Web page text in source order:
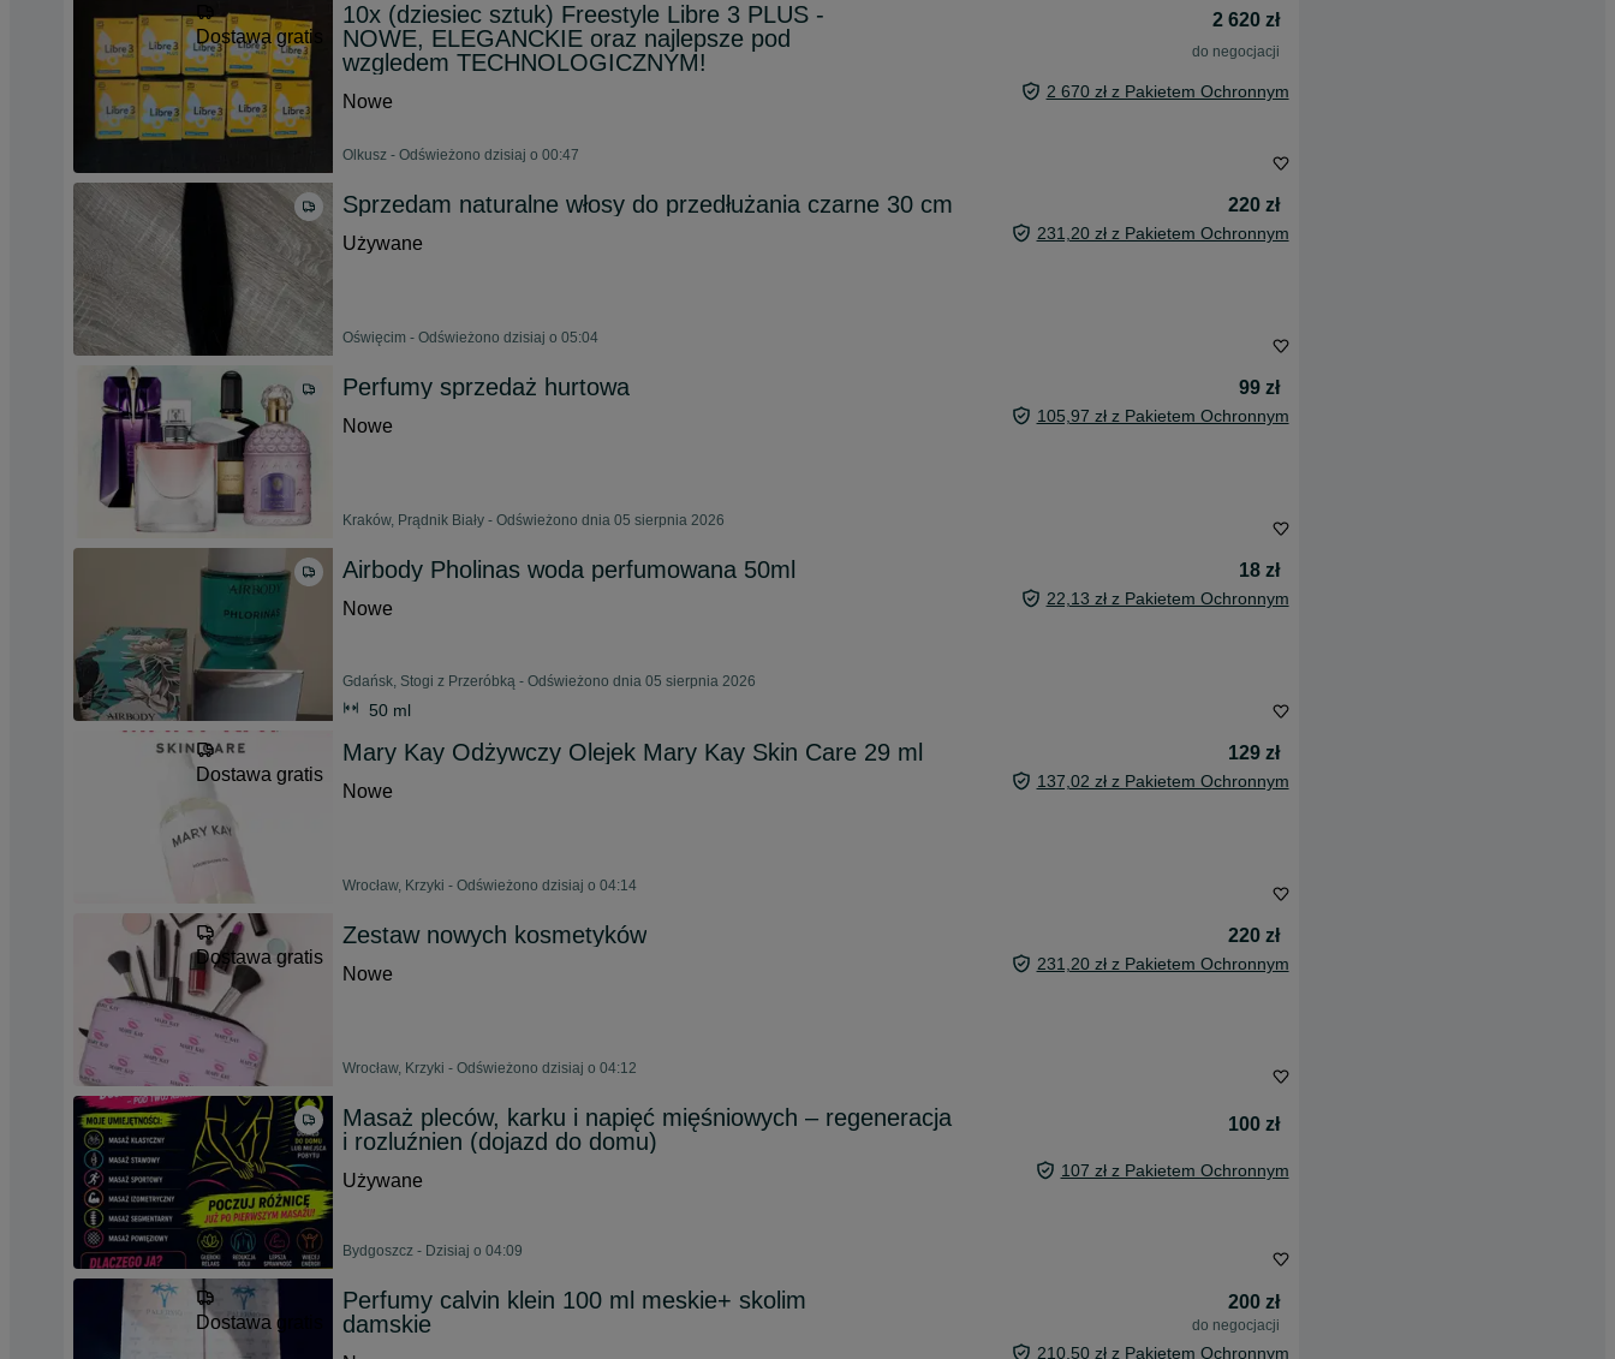
Dostawa gratis
10x (dziesiec sztuk) Freestyle Libre 3 PLUS -
NOWE, ELEGANCKIE oraz najlepsze pod
wzgledem TECHNOLOGICZNYM!
2 620 zł
do negocjacji
Nowe 2 670 zł z Pakietem Ochronnym
Olkusz - Odświeżono dzisiaj o 00:47
Sprzedam naturalne włosy do przedłużania czarne 30 cm
220 zł
Używane
231,20 zł z Pakietem Ochronnym
Oświęcim - Odświeżono dzisiaj o 05:04
Perfumy sprzedaż hurtowa
99 zł
Nowe
105,97 zł z Pakietem Ochronnym
Kraków, Prądnik Biały - Odświeżono dnia 05 sierpnia 2026
Airbody Pholinas woda perfumowana 50ml
18 zł
Nowe
22,13 zł z Pakietem Ochronnym
Gdańsk, Stogi z Przeróbką - Odświeżono dnia 05 sierpnia 2026
50 ml
Dostawa gratis
Mary Kay Odżywczy Olejek Mary Kay Skin Care 29 ml
129 zł
Nowe
137,02 zł z Pakietem Ochronnym
Wrocław, Krzyki - Odświeżono dzisiaj o 04:14
Dostawa gratis
Zestaw nowych kosmetyków
220 zł
Nowe
231,20 zł z Pakietem Ochronnym
Wrocław, Krzyki - Odświeżono dzisiaj o 04:12
Masaż pleców, karku i napięć mięśniowych – regeneracja
i rozluźnien (dojazd do domu)
100 zł
Używane 107 zł z Pakietem Ochronnym
Bydgoszcz - Dzisiaj o 04:09
Dostawa gratis
Perfumy calvin klein 100 ml meskie+ skolim
damskie
200 zł
do negocjacji
210,50 zł z Pakietem Ochronnym